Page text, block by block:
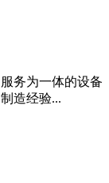
务为一体的设备
造经验...